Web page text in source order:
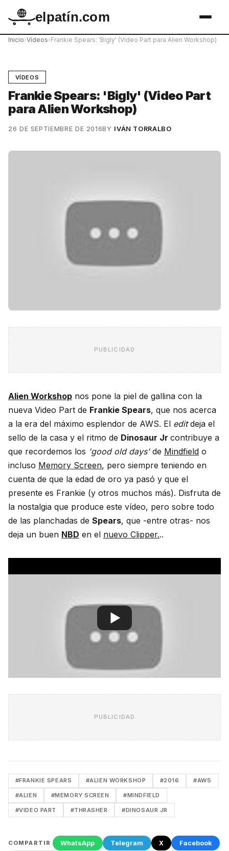
elpatín.com
Inicio›Vídeos›Frankie Spears: 'Bigly' (Video Part para Alien Workshop)
VÍDEOS
Frankie Spears: 'Bigly' (Video Part
para Alien Workshop)
26 DE SEPTIEMBRE DE 2016BY IVÁN TORRALBO
PUBLICIDAD
Alien Workshop nos pone la piel de gallina con la
nueva Video Part de Frankie Spears, que nos acerca
a la era del máximo esplendor de AWS. El editdeja el
sello de la casa y el ritmo de Dinosaur Jr contribuye a
que recordemos los 'good old days'de Mindfield o
incluso Memory Screen, pero siempre teniendo en
cuenta de que la edad de oro ya pasó y que el
presente es Frankie (y otros muchos más). Disfruta de
la nostalgia que produce este vídeo, pero sobre todo
de las planchadas de Spears, que -entre otras- nos
deja un buen NBD en el nuevo Clipper...
PUBLICIDAD
#FRANKIE SPEARS #ALIEN WORKSHOP #2016 #AWS
#ALIEN #MEMORY SCREEN #MINDFIELD
#VIDEO PART #THRASHER #DINOSAUR JR
COMPARTIR WhatsApp Telegram X
Facebook